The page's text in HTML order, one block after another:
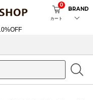
カート
0
BRAND